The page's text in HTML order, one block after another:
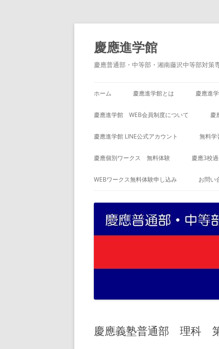
コ
テ
ン
ツ
へ
ス
慶應進学館
慶應普通部・中等部・湘南藤沢中等部対
ホーム 慶應進学館とは 慶應進
慶應進学館 WEB会員制度について 慶
慶應進学館 LINE公式アカウント 無料学
慶應個別ワークス 無料体験 慶應3校
WEBワークス無料体験申し込み お問い
慶應義塾普通部 理科